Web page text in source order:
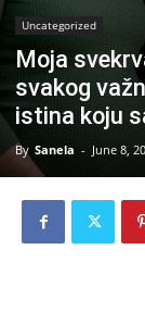
Uncategorized
Moja
svakog
istina koju
By Sanela - June 8,